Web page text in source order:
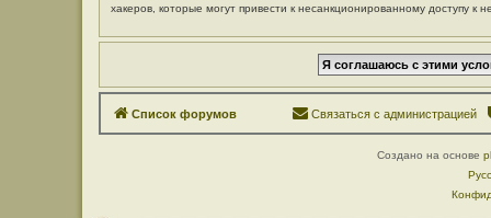
хакеров, которые могут привести к несанкционированному доступу к
Список форумов Связаться с администрацией
Создано на основе